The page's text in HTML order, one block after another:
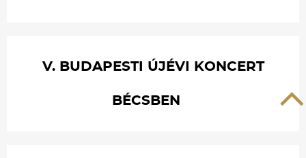
V. BUDAPESTI ÚJÉVI KONCERT
BÉCSBEN